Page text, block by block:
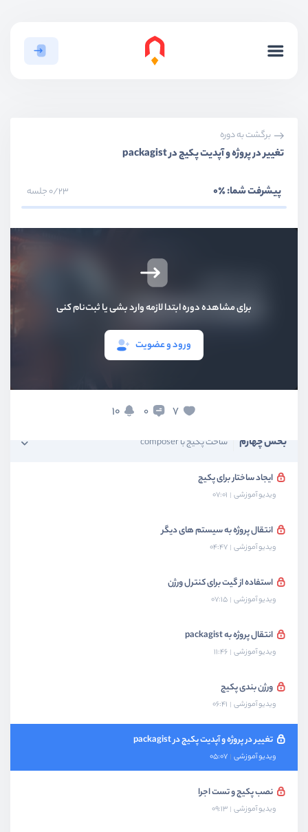
برگشت به دوره
تغییر در پروژه و آپدیت پکیج در packagist
پیشرفت شما:٪0 0/23 جلسه
برای مشاهده دوره ابتدا لازمه وارد بشی یا ثبت‌نام کنی
ورود و عضویت
7
0
10
معرفی و نصب
بخش چهارم ساخت پکیج با composer
ایجاد ساختار برای پکیج
ویدیو آموزشی 07:01
انتقال پروژه به سیستم های دیگر
ویدیو آموزشی 04:47
استفاده از گیت برای کنترل ورژن
ویدیو آموزشی 07:15
انتقال پروژه به packagist
ویدیو آموزشی 11:46
ورژن بندی پکیج
ویدیو آموزشی 06:41
تغییر در پروژه و آپدیت پکیج در packagist
ویدیو آموزشی 05:07
نصب پکیج و تست اجرا
ویدیو آموزشی 09:13